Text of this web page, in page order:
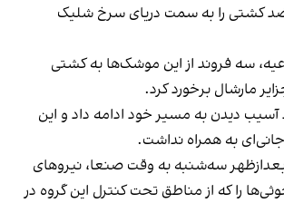
کشتی را به سمت دریای سرخ شلیک
، سه فروند از این موشک‌ها به کشتی
مارشال برخورد کرد.
دیدن به مسیر خود ادامه داد و این
به همراه نداشت.
سه‌شنبه به وقت صنعا، نیروهای
را که از مناطق تحت کنترل این گروه در